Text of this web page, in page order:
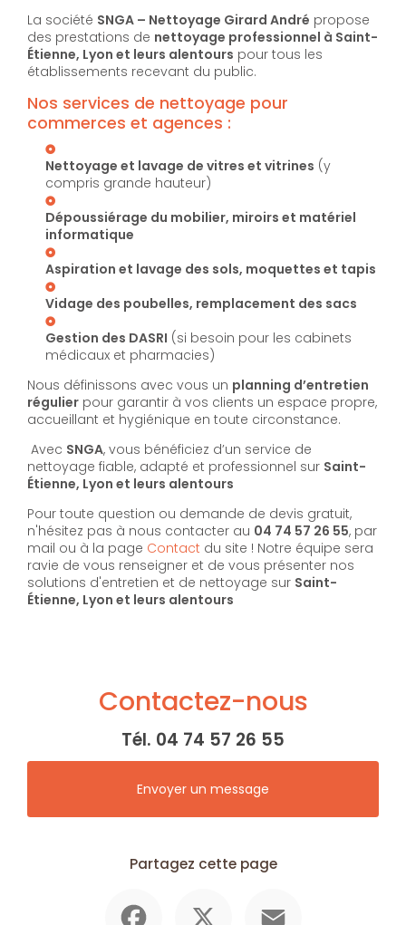
La société SNGA – Nettoyage Girard André propose
des prestations de nettoyage professionnel à Saint-
Étienne, Lyon et leurs alentours pour tous les
établissements recevant du public.
Nos services de nettoyage pour
commerces et agences :
Nettoyage et lavage de vitres et vitrines (y
compris grande hauteur)
Dépoussiérage du mobilier, miroirs et matériel
informatique
Aspiration et lavage des sols, moquettes et tapis
Vidage des poubelles, remplacement des sacs
Gestion des DASRI (si besoin pour les cabinets
médicaux et pharmacies)
Nous définissons avec vous un planning d’entretien
régulier pour garantir à vos clients un espace propre,
accueillant et hygiénique en toute circonstance.
Avec SNGA, vous bénéficiez d’un service de
nettoyage fiable, adapté et professionnel sur Saint-
Étienne, Lyon et leurs alentours
Pour toute question ou demande de devis gratuit,
n'hésitez pas à nous contacter au 04 74 57 26 55, par
mail ou à la page Contact du site ! Notre équipe sera
ravie de vous renseigner et de vous présenter nos
solutions d'entretien et de nettoyage sur Saint-
Étienne, Lyon et leurs alentours
Contactez-nous
Tél. 04 74 57 26 55
Envoyer un message
Partagez cette page